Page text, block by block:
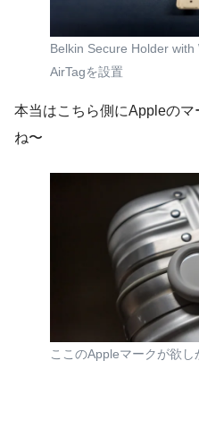
Belkin Secure Holder with
AirTagを設置
本当はこちら側にAppleの
ね〜
ここのAppleマークが欲し